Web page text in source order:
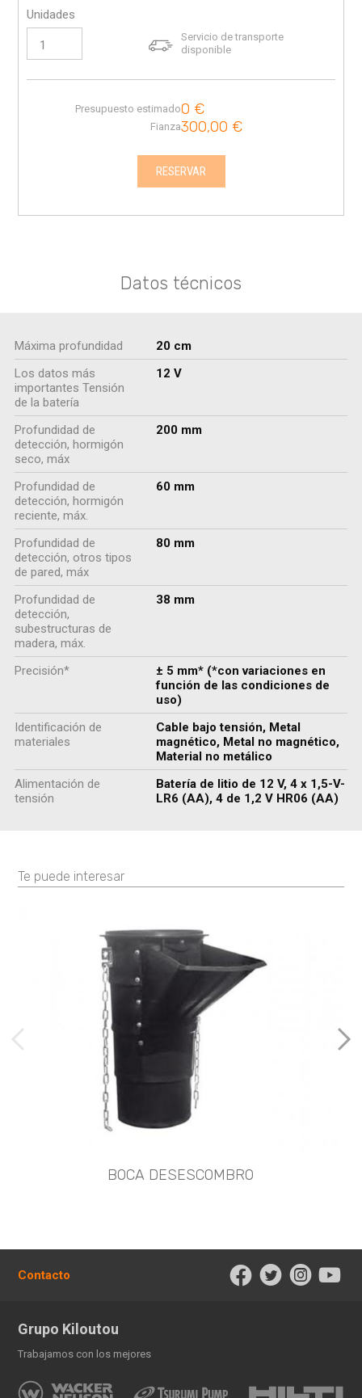
Unidades
Servicio de transporte
disponible
Presupuesto estimado0 €
Fianza300,00 €
RESERVAR
Datos técnicos
Máxima profundidad
20 cm
Los datos más
importantes Tensión
de la batería
12 V
Profundidad de
detección, hormigón
seco, máx
200 mm
Profundidad de
detección, hormigón
reciente, máx.
60 mm
Profundidad de
detección, otros tipos
de pared, máx
80 mm
Profundidad de
detección,
subestructuras de
madera, máx.
38 mm
Precisión*
± 5 mm* (*con variaciones en
función de las condiciones de
uso)
Identificación de
materiales
Cable bajo tensión, Metal
magnético, Metal no magnético,
Material no metálico
Alimentación de
tensión
Batería de litio de 12 V, 4 x 1,5-V-
LR6 (AA), 4 de 1,2 V HR06 (AA)
Te puede interesar
BOCA DESESCOMBRO
imágenes anteriores
Contacto
Grupo Kiloutou
Trabajamos con los mejores